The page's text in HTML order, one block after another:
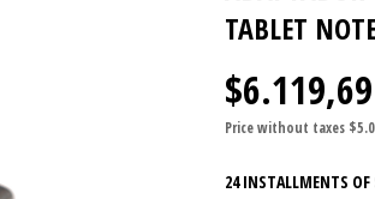
TABLET
$6.119,69
Price without taxes
24 INSTALLMENTS OF